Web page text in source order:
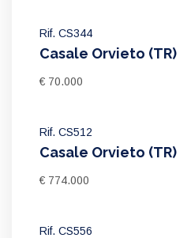
Rif. CS344
Casale Orvieto (TR)
€ 70.000
Rif. CS512
Casale Orvieto (TR)
€ 774.000
Rif. CS556